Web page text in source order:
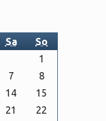
Sa So
1
7
8
14
15
21
22